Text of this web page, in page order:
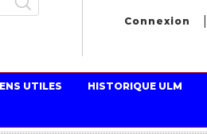
Connexion
UTILES HISTORIQUE ULM